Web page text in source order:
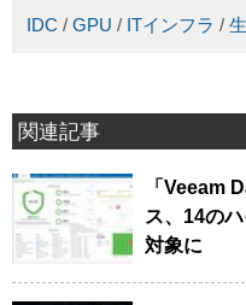
IDC / GPU / ITインフラ /
関連記事
「Veeam
ス、14の
対象に